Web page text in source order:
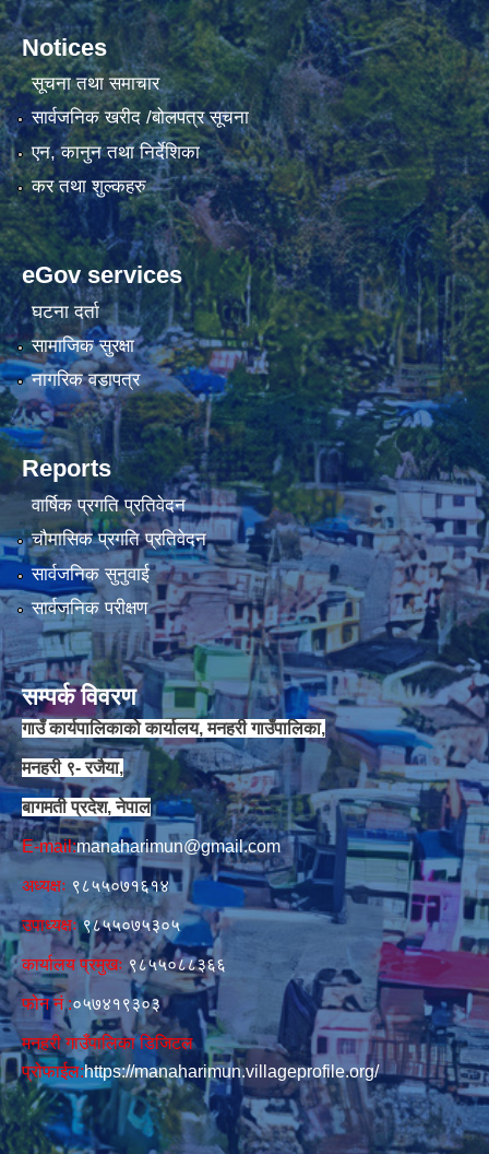
Notices
सूचना तथा समाचार
सार्वजनिक खरीद /बोलपत्र सूचना
एन, कानुन तथा निर्देशिका
कर तथा शुल्कहरु
eGov services
घटना दर्ता
सामाजिक सुरक्षा
नागरिक वडापत्र
Reports
वार्षिक प्रगति प्रतिवेदन
चौमासिक प्रगति प्रतिवेदन
सार्वजनिक सुनुवाई
सार्वजनिक परीक्षण
सम्पर्क विवरण
गाउँ कार्यपालिकाको कार्यालय, मनहरी गाउँपालिका,
मनहरी ९- रजैया,
बागमती प्रदेश, नेपाल
E-mail:manaharimun@gmail.com
अध्यक्षः ९८५५०७१६१४
उपाध्यक्षः९८५५०७५३०५
कार्यालय प्रमुखः ९८५५०८८३६६
फोन नं‍‌ :०५७४१९३०३
मनहरी गाउँपालिका डिजिटल
प्रोफाईल:https://manaharimun.villageprofile.org/